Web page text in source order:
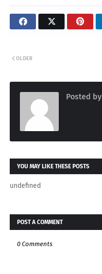
OLDER
Posted by
YOU MAY LIKE THESE POSTS
undefined
POST A COMMENT
0 Comments